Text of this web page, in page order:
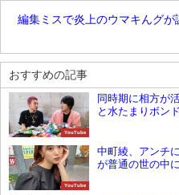
編集ミスで炎上のウマキんグ
おすすめの記事
YouTube
同時期に相方が
と水たまりボン
YouTube
中町綾、アンチ
が普通の世の中